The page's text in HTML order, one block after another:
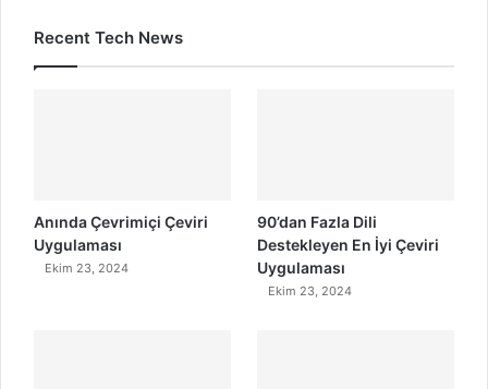
Recent Tech News
Anında Çevrimiçi Çeviri
Uygulaması
Ekim 23, 2024
90’dan Fazla Dili
Destekleyen En İyi Çeviri
Uygulaması
Ekim 23, 2024